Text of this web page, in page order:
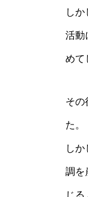
し
活動
めて
その
た。
し
調を
じる